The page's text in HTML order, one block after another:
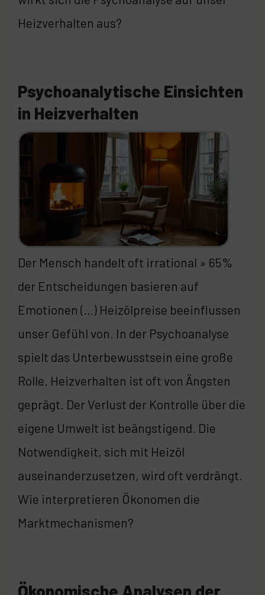
Heizverhalten aus?
Psychoanalytische Einsichten
in Heizverhalten
Der Mensch handelt oft irrational » 65%
der Entscheidungen basieren auf
Emotionen (…) Heizölpreise beeinflussen
unser Gefühl von. In der Psychoanalyse
spielt das Unterbewusstsein eine große
Rolle. Heizverhalten ist oft von Ängsten
geprägt. Der Verlust der Kontrolle über die
eigene Umwelt ist beängstigend. Die
Notwendigkeit, sich mit Heizöl
auseinanderzusetzen, wird oft verdrängt.
Wie interpretieren Ökonomen die
Marktmechanismen?
Ökonomische Analysen der